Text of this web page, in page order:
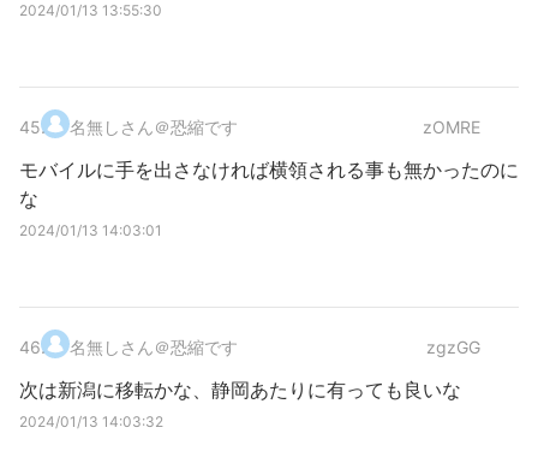
2024/01/13 13:55:30
45. 名無しさん＠恐縮です zOMRE
モバイルに手を出さなければ横領される事も無かったのに
な
2024/01/13 14:03:01
46. 名無しさん＠恐縮です zgzGG
次は新潟に移転かな、静岡あたりに有っても良いな
2024/01/13 14:03:32